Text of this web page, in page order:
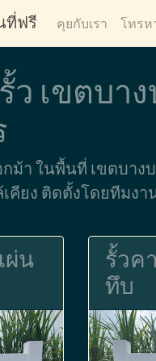
ที่ฟรี คุยกับเรา โทรห
ว เขตบา
ม้า ในพื้นที่ เขตบาง
คียง ติดตั้งโดยทีมงา
ผ่น
รั้วค
ทึบ